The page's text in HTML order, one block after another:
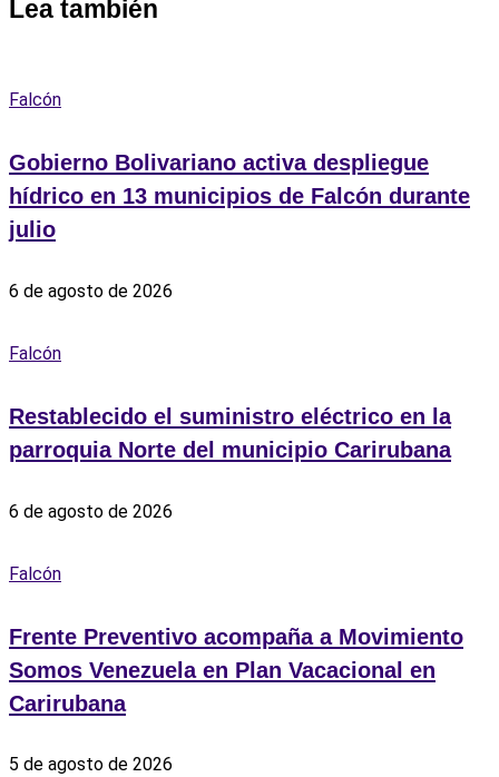
Lea también
Falcón
Gobierno Bolivariano activa despliegue
hídrico en 13 municipios de Falcón durante
julio
6 de agosto de 2026
Falcón
Restablecido el suministro eléctrico en la
parroquia Norte del municipio Carirubana
6 de agosto de 2026
Falcón
Frente Preventivo acompaña a Movimiento
Somos Venezuela en Plan Vacacional en
Carirubana
5 de agosto de 2026